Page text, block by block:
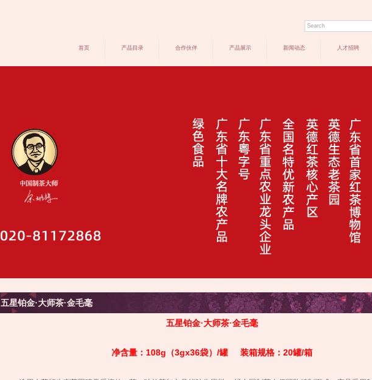
首页 产品目录 合作伙伴 产品展示 新闻动态 人才招聘
五星铂金·大师茶·金毛毫
五星铂金·大师茶·金毛毫
净含量： 108g （3gx36袋） /罐 装箱规格： 20罐/箱